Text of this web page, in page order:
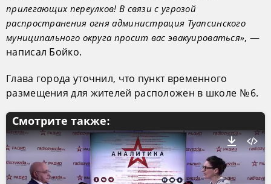
прилегающих переулков! В связи с угрозой
распространения огня администрация Туапсинского
муниципального округа просит вас эвакуироваться», —
написал Бойко.
Глава города уточнил, что пункт временного
размещения для жителей расположен в школе № 6.
Смотрите также: